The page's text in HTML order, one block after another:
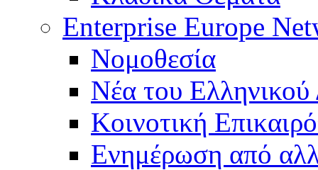
Enterprise Europe
Νομοθεσία
Νέα του Ελληνικού
Κοινοτική
Ενημέρωση από